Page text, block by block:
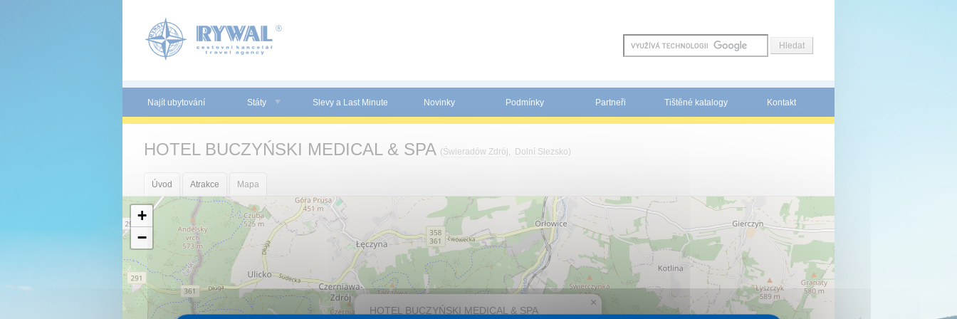
Najít ubytování Státy Slevy a Last Minute Novinky Podmínky Partneři Tištěné katalogy Kontakt
HOTEL BUCZYŃSKI MEDICAL & SPA (Świeradów Zdrój, Dolní Slezsko)
Úvod Atrakce Mapa
HOTEL BUCZYŃSKI MEDICAL & SPA
×
+
−